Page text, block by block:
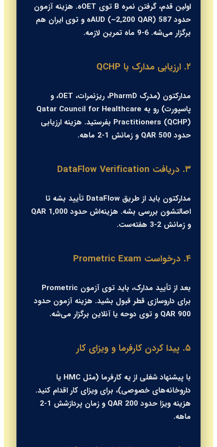
اولین قدم، گرفتن نمره B توی OETه. هزینه آزمون
حدود 587 AUD (~2,200 QAR)ه و توی ایران هم
برگزار می‌شه. 6-9 ماه تمرین لازمه.
۲. ارزیابی مدارک با QCHP
مدارکتون (مدرک PharmD، ریزنمرات، OET، و
پاسپورت) رو به Qatar Council for Healthcare
Practitioners (QCHP) بفرستید. هزینه ارزیابی
حدود 500 QAR و زمانش 1-2 ماهه.
۳. دریافت DataFlow Verification
مدارکتون باید از طریق DataFlow تأیید بشه تا
اصالتشون بررسی بشه. هزینه‌اش حدود 1,000 QAR
و زمانش 2-3 هفته‌ست.
۴. درخواست Prometric Exam
بعد از تأیید مدارک، باید توی آزمون Prometric
برای داروسازی قطر قبول بشید. هزینه آزمون حدود
900 QAR و توی دوحه یا آنلاین برگزار می‌شه.
۵. پیدا کردن کارفرما و ویزای کار
با پیشنهاد شغلی از یه کارفرما (مثل HMC یا
داروخانه‌های خصوصی)، برای ویزای کار اقدام کنید.
هزینه ویزا حدود 200 QAR و زمان پردازشش 1-2
ماهه.